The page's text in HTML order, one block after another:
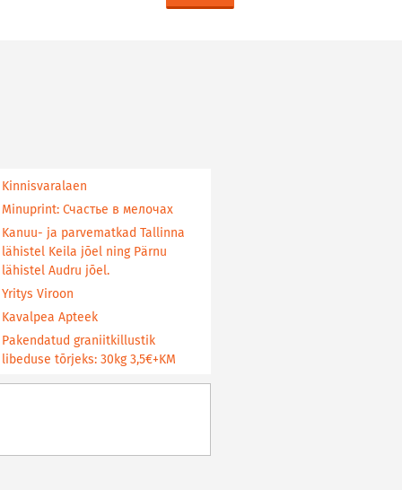
Kinnisvaralaen
Minuprint: Счастье в мелочах
Kanuu- ja parvematkad Tallinna
lähistel Keila jõel ning Pärnu
lähistel Audru jõel.
Yritys Viroon
Kavalpea Apteek
Pakendatud graniitkillustik
libeduse tõrjeks: 30kg 3,5€+KM